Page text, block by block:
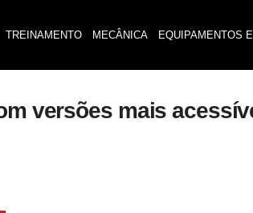
TREINAMENTO MECÂNICA EQUIPAMENTOS
versões mais